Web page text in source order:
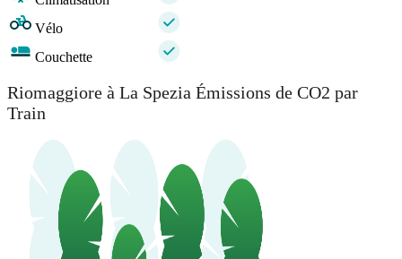
Vélo
Couchette
Riomaggiore à La Spezia Émissions de CO2 par
Train